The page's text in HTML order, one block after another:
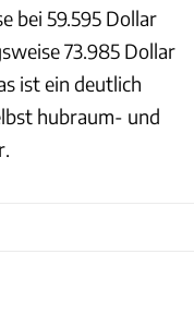
bei 59.595 Dollar
73.985 Dollar
ist ein deutlich
hubraum- und